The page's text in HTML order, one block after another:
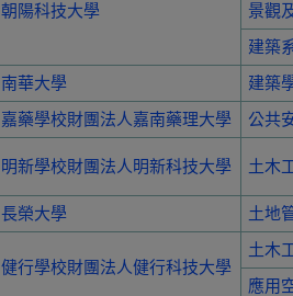
朝陽科技大學
景觀
建築
南華大學
建築
嘉藥學校財團法人嘉南藥理大學 公共
明新學校財團法人明新科技大學 土木
長榮大學 土地
健行學校財團法人健行科技大學
土木
應用